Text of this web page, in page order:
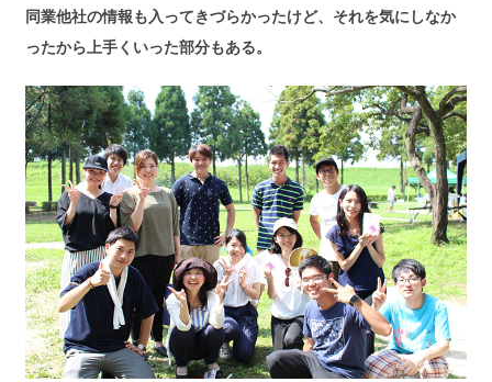
同業他社の情報も入ってきづらかったけど、それを気にしなか
ったから上手くいった部分もある。